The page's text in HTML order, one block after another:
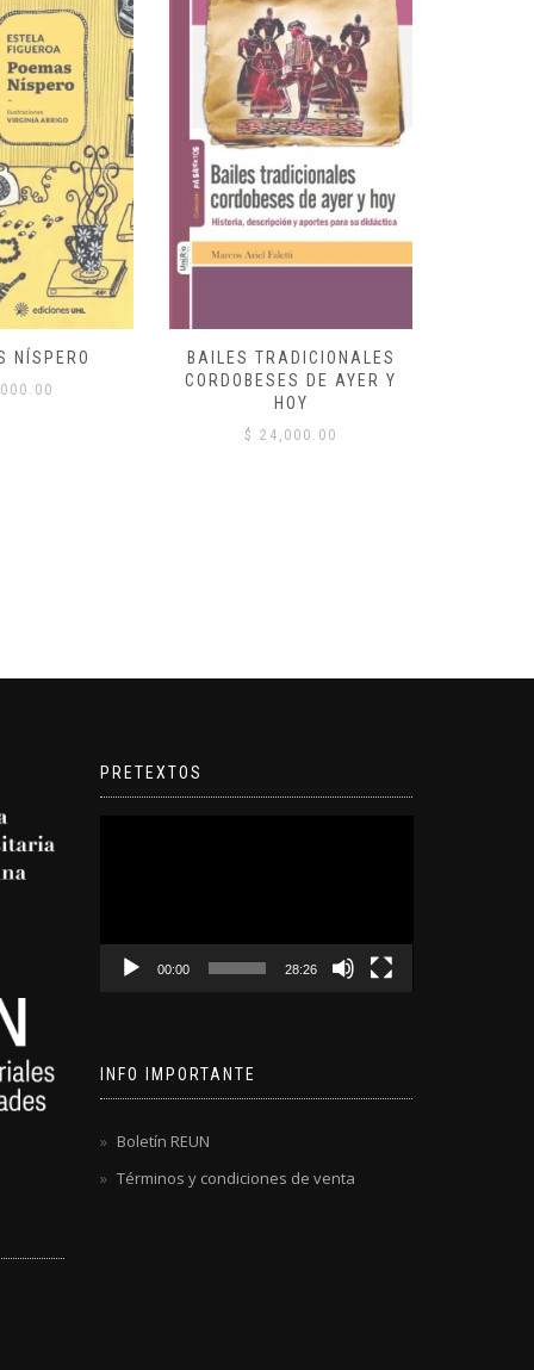
NÍSPERO
BAILES TRADICIONALES
CORDOBESES DE AYER Y
HOY
$ 24,000.00
PRETEXTOS
00:00 28:26
INFO IMPORTANTE
Boletín REUN
Términos y condiciones de venta